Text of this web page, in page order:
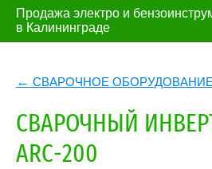
Продажа электро и
в Калининграде
СВАРОЧНОЕ ОБОРУДОВАНИЕ
СВАРОЧНЫЙ
ARC-200